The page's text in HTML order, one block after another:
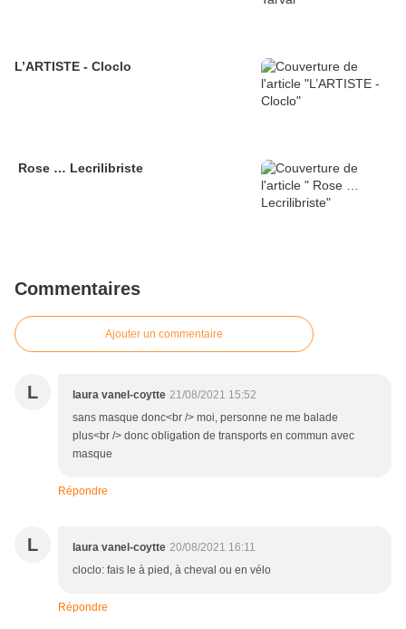
L’ARTISTE - Cloclo
Rose … Lecrilibriste
Commentaires
Ajouter un commentaire
L laura vanel-coytte 21/08/2021 15:52
sans masque donc<br /> moi, personne ne me balade
plus<br /> donc obligation de transports en commun avec
masque
Répondre
L laura vanel-coytte 20/08/2021 16:11
cloclo: fais le à pied, à cheval ou en vélo
Répondre